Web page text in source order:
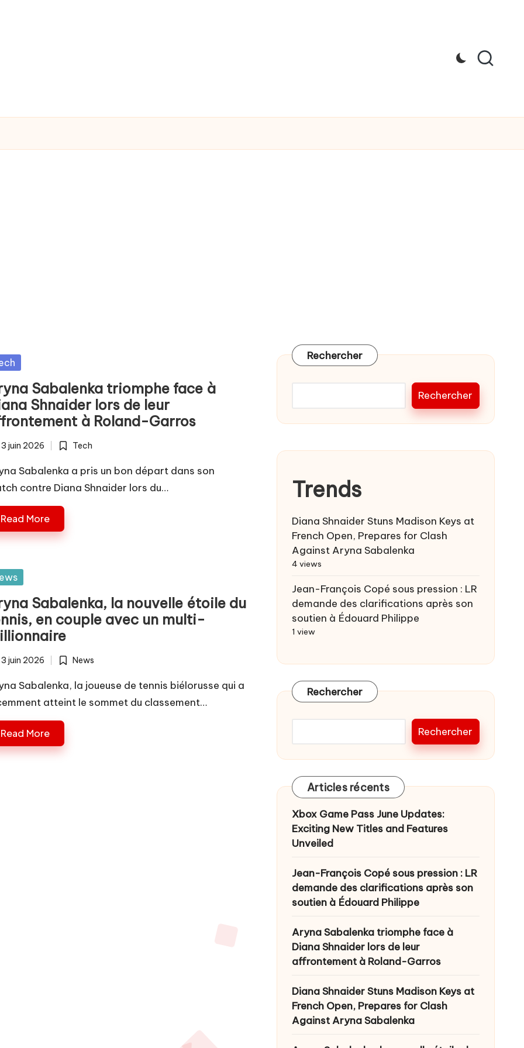
Sabalenka triomphe face à
Shnaider lors de leur
à Roland-Garros
3 juin 2026
Posted
in
Tech
Sabalenka a pris un bon départ dans son
contre Diana Shnaider lors du…
Read More
Sabalenka, la nouvelle étoile du
en couple avec un multi-
3 juin 2026
Posted
in
News
Sabalenka, la joueuse de tennis biélorusse qui a
atteint le sommet du classement…
Read More
Rechercher
Rechercher
Trends
Diana Shnaider Stuns Madison Keys at
French Open, Prepares for Clash
Against Aryna Sabalenka
4 views
Jean-François Copé sous pression : LR
demande des clarifications après son
soutien à Édouard Philippe
1 view
Rechercher
Rechercher
Articles récents
Xbox Game Pass June Updates:
Exciting New Titles and Features
Unveiled
Jean-François Copé sous pression : LR
demande des clarifications après son
soutien à Édouard Philippe
Aryna Sabalenka triomphe face à
Diana Shnaider lors de leur
affrontement à Roland-Garros
Diana Shnaider Stuns Madison Keys at
French Open, Prepares for Clash
Against Aryna Sabalenka